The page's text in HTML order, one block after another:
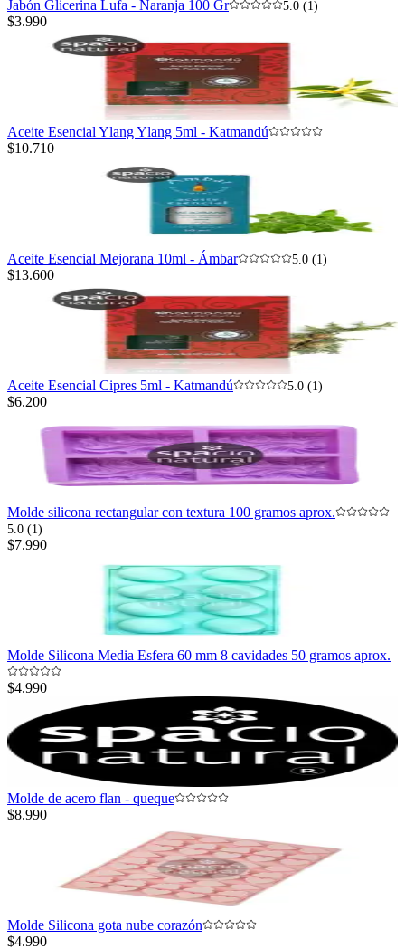
Jabón Glicerina Lufa - Naranja 100 Gr 5.0 (1)
$3.990
Aceite Esencial Ylang Ylang 5ml - Katmandú
$10.710
Aceite Esencial Mejorana 10ml - Ámbar 5.0 (1)
$13.600
Aceite Esencial Cipres 5ml - Katmandú 5.0 (1)
$6.200
Molde silicona rectangular con textura 100 gramos aprox.
5.0 (1)
$7.990
Molde Silicona Media Esfera 60 mm 8 cavidades 50 gramos aprox.
$4.990
Molde de acero flan - queque
$8.990
Molde Silicona gota nube corazón
$4.990